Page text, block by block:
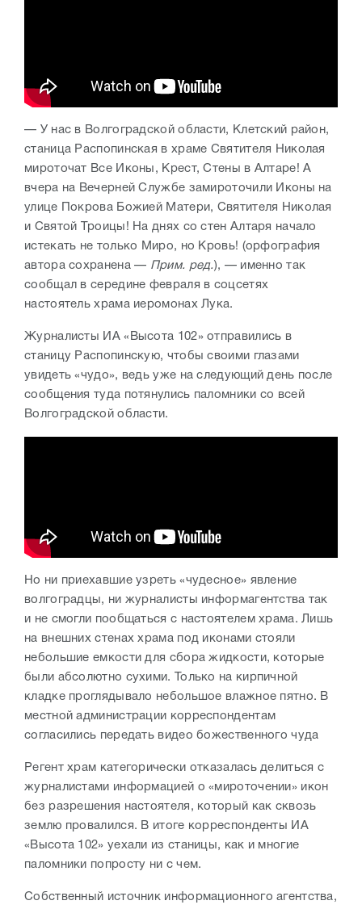
— У нас в Волгоградской области, Клетский район,
станица Распопинская в храме Святителя Николая
мироточат Все Иконы, Крест, Стены в Алтаре! А
вчера на Вечерней Службе замироточили Иконы на
улице Покрова Божией Матери, Святителя Николая
и Святой Троицы! На днях со стен Алтаря начало
истекать не только Миро, но Кровь! (орфография
автора сохранена — Прим. ред.), — именно так
сообщал в середине февраля в соцсетях
настоятель храма иеромонах Лука.
Журналисты ИА «Высота 102» отправились в
станицу Распопинскую, чтобы своими глазами
увидеть «чудо», ведь уже на следующий день после
сообщения туда потянулись паломники со всей
Волгоградской области.
Но ни приехавшие узреть «чудесное» явление
волгоградцы, ни журналисты информагентства так
и не смогли пообщаться с настоятелем храма. Лишь
на внешних стенах храма под иконами стояли
небольшие емкости для сбора жидкости, которые
были абсолютно сухими. Только на кирпичной
кладке проглядывало небольшое влажное пятно. В
местной администрации корреспондентам
согласились передать видео божественного чуда
Регент храм категорически отказалась делиться с
журналистами информацией о «мироточении» икон
без разрешения настоятеля, который как сквозь
землю провалился. В итоге корреспонденты ИА
«Высота 102» уехали из станицы, как и многие
паломники попросту ни с чем.
Собственный источник информационного агентства,